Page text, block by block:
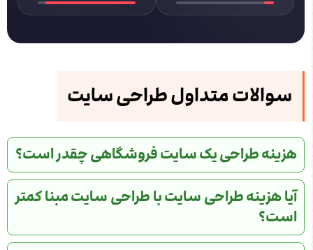
سوالات متداول طراحی سایت
هزینه طراحی یک سایت فروشگاهی چقدر است؟
آیا هزینه طراحی سایت با طراحی سایت مبنا کمتر
است؟